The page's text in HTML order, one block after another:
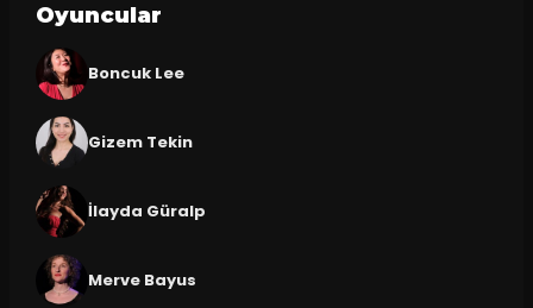
Oyuncular
Boncuk Lee
Gizem Tekin
İlayda Güralp
Merve Bayus